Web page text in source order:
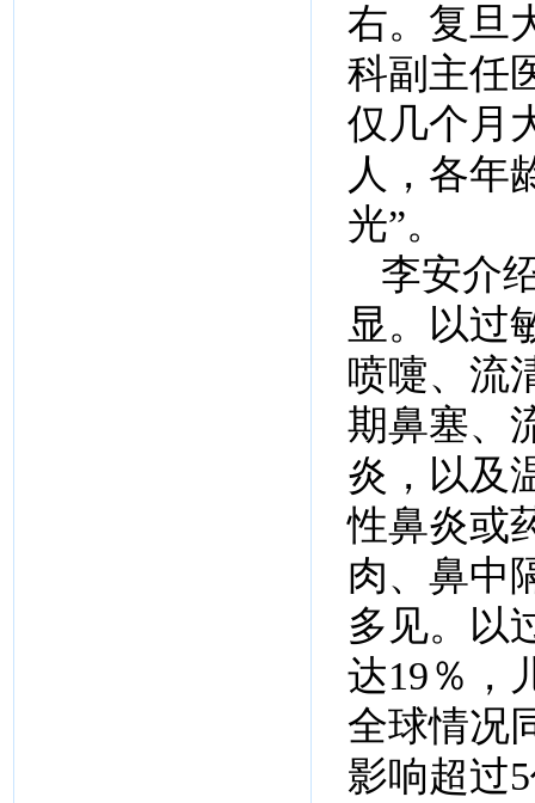
右。复旦
科副主任
仅几个月
人，各年
光”。
李安介
显。以过
喷嚏、流
期鼻塞、
炎，以及
性鼻炎或
肉、鼻中
多见。以
达19％，
全球情况
影响超过